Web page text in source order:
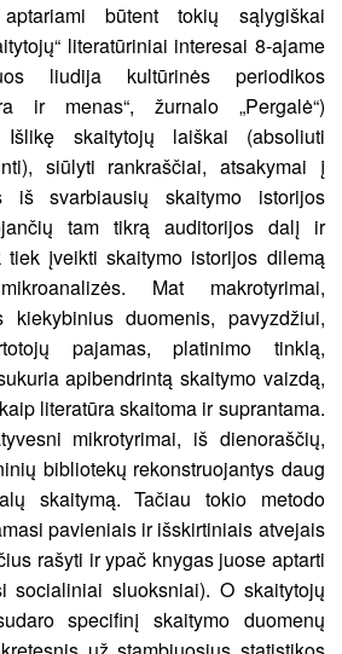
būtent tokių sąlygiškai
literatūriniai interesai 8-ajame
liudija kultūrinės periodikos
ir menas“, žurnalo „Pergalė“)
Išlikę skaitytojų laiškai (absoliuti
siūlyti rankraščiai, atsakymai į
iš svarbiausių skaitymo istorijos
tam tikrą auditorijos dalį ir
įveikti skaitymo istorijos dilemą
Mat makrotyrimai,
kiekybinius duomenis, pavyzdžiui,
pajamas, platinimo tinklą,
apibendrintą skaitymo vaizdą,
literatūra skaitoma ir suprantama.
mikrotyrimai, iš dienoraščių,
bibliotekų rekonstruojantys daug
skaitymą. Tačiau tokio metodo
pavieniais ir išskirtiniais atvejais
rašyti ir ypač knygas juose aptarti
socialiniai sluoksniai). O skaitytojų
specifinį skaitymo duomenų